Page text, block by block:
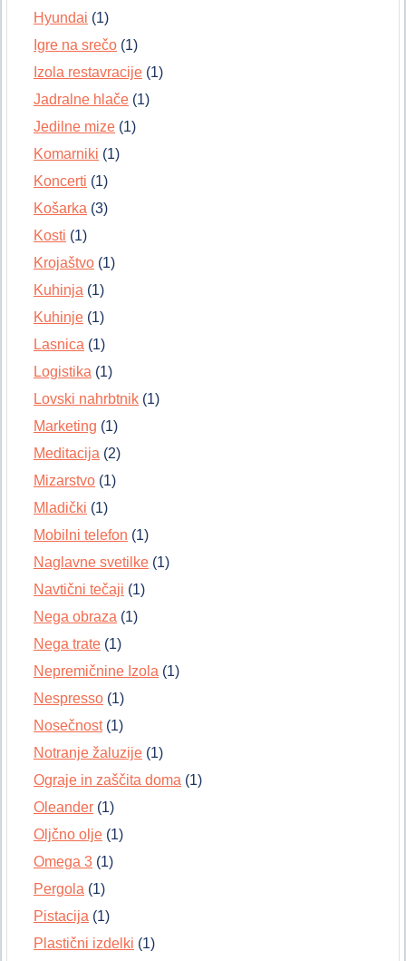
Hyundai (1)
Igre na srečo (1)
Izola restavracije (1)
Jadralne hlače (1)
Jedilne mize (1)
Komarniki (1)
Koncerti (1)
Košarka (3)
Kosti (1)
Krojaštvo (1)
Kuhinja (1)
Kuhinje (1)
Lasnica (1)
Logistika (1)
Lovski nahrbtnik (1)
Marketing (1)
Meditacija (2)
Mizarstvo (1)
Mladički (1)
Mobilni telefon (1)
Naglavne svetilke (1)
Navtični tečaji (1)
Nega obraza (1)
Nega trate (1)
Nepremičnine Izola (1)
Nespresso (1)
Nosečnost(1)
Notranje žaluzije (1)
Ograje in zaščita doma (1)
Oleander (1)
Oljčno olje (1)
Omega 3 (1)
Pergola (1)
Pistacija (1)
Plastični izdelki (1)